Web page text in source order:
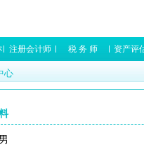
注册会计师 税 务 师 资产评
心